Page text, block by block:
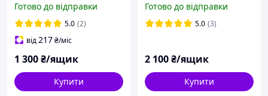
Готово до відправки
5.0 (2)
від217₴/міс
1 300₴/ящик
Купити
Готово до відправки
5.0 (3)
2 100₴/ящик
Купити